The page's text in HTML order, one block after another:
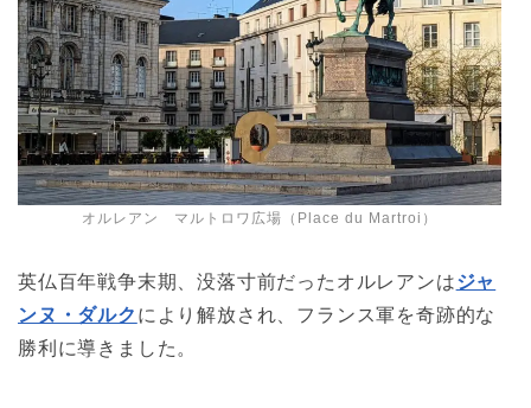
オルレアン マルトロワ広場（Place du Martroi）
英仏百年戦争末期、没落寸前だったオルレアンはジャ
ンヌ・ダルク により解放され、フランス軍を奇跡的な
勝利に導きました。